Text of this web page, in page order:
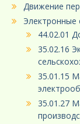
Движение
Электронные
44.02.01
35.02.16
35.01.15
35.01.27